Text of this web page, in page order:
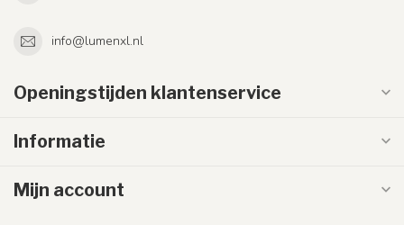
info@lumenxl.nl
Openingstijden klantenservice
Informatie
Mijn account